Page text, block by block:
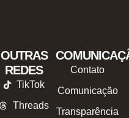
OUTRAS
REDES
TikTok
Threads
Contato
Comunicação
Transparência